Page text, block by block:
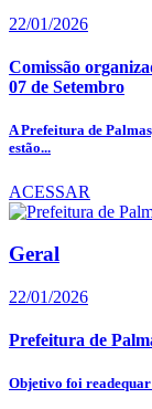
22/01/2026
Comissão
07 de Setembro
A Prefeitura de
estão...
ACESSAR
Geral
22/01/2026
Prefeitura de
Objetivo foi